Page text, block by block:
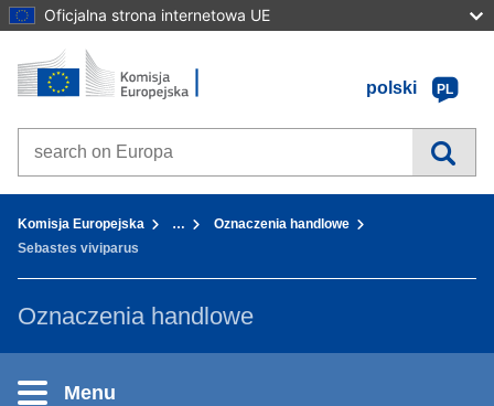
Oficjalna strona internetowa UE
Przejdź do zawartości
Strona główna - Komisja Europejska
polski
PL
Search on Europa websites
Komisja Europejska …
Oznaczenia handlowe
Sebastes viviparus
Oznaczenia handlowe
Menu